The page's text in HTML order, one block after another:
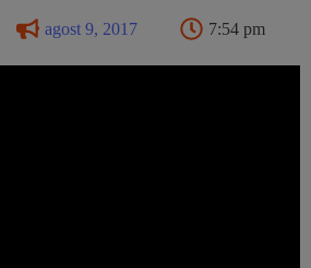
agost 9, 2017 7:54 pm